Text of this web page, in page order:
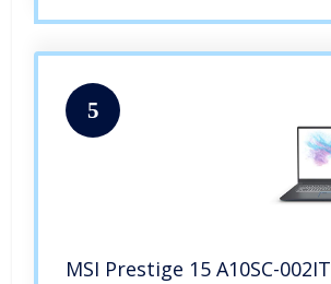
5
MSI Prestige 15 A10SC-002IT